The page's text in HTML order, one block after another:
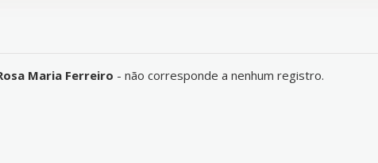
Maria Ferreiro - não corresponde a nenhum registro.